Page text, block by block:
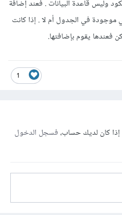
وليس قاعدة البيانات . فعند إضافة
في الجدول أم لا . إذا كانت
فعندها يقوم بإضافتها.
1
كان لديك حساب،فسجل الدخول